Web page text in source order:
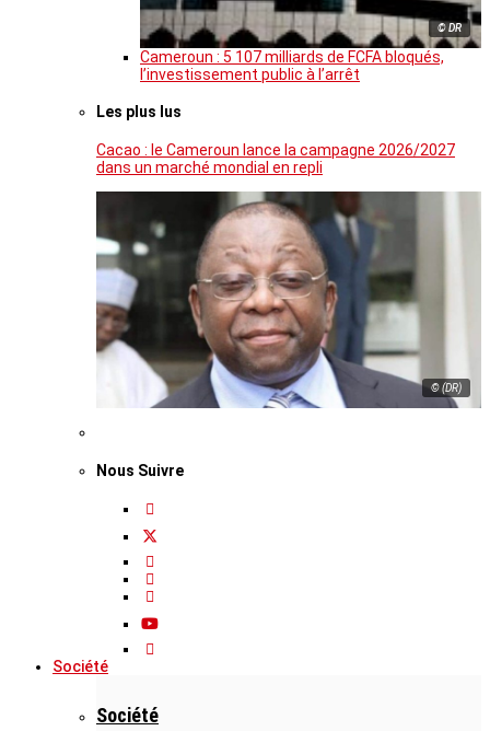
© DR
Cameroun : 5 107 milliards de FCFA bloqués,
l’investissement public à l’arrêt
Les plus lus
Cacao : le Cameroun lance la campagne 2026/2027
dans un marché mondial en repli
© (DR)
Nous Suivre
Société
Société